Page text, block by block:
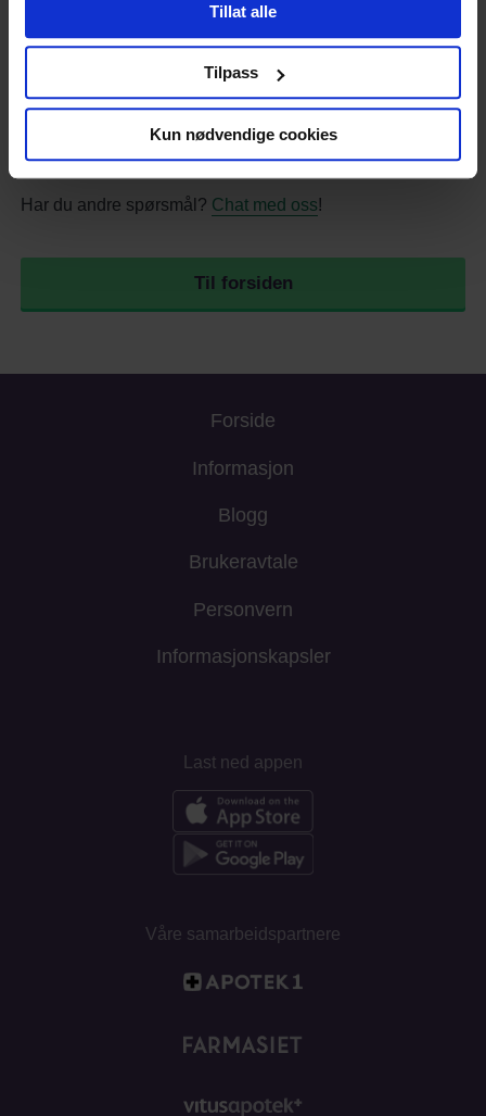
Tillat alle
Tilpass
Kun nødvendige cookies
Hindre eller slette
informasjonskapsler
innstillingene i nettleseren din. Dette kan gjøre at
nettsiden ikke fungerer optimalt.
Har du andre spørsmål? Chat med oss!
Til forsiden
Forside
Informasjon
Blogg
Brukeravtale
Personvern
Informasjonskapsler
Last ned appen
Våre samarbeidspartnere